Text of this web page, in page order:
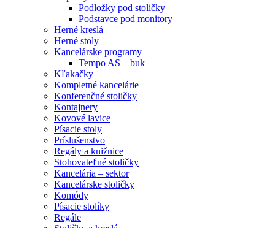
Podložky pod stoličky
Podstavce pod monitory
Herné kreslá
Herné stoly
Kancelárske programy
Tempo AS – buk
Kľakačky
Kompletné kancelárie
Konferenčné stoličky
Kontajnery
Kovové lavice
Písacie stoly
Príslušenstvo
Regály a knižnice
Stohovateľné stoličky
Kancelária – sektor
Kancelárske stoličky
Komódy
Písacie stolíky
Regále